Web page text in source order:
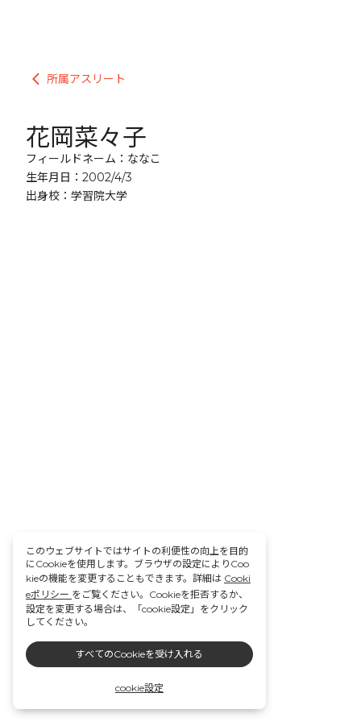
arrow_back_ios 所属アスリート
花岡菜々子
フィールドネーム：ななこ
生年月日：2002/4/3
出身校：学習院大学
このウェブサイトではサイトの利便性の向上を目的
にCookieを使用します。ブラウザの設定によりCoo
kieの機能を変更することもできます。詳細は Cooki
eポリシー をご覧ください。Cookieを拒否するか、
設定を変更する場合は、「cookie設定」をクリック
してください。
すべてのCookieを受け入れる
cookie設定